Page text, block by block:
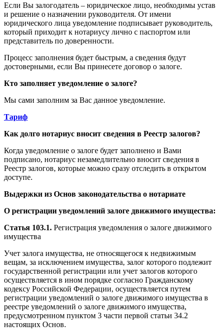
Если Вы залогодатель – юридическое лицо, необходимы устав
и решение о назначении руководителя. От имени
юридического лица уведомление подписывает руководитель,
который приходит к нотариусу лично с паспортом или
представитель по доверенности.
Процесс заполнения будет быстрым, а сведения будут
достоверными, если Вы принесете договор о залоге.
Кто заполняет уведомление о залоге?
Мы сами заполним за Вас данное уведомление.
Тариф
Как долго нотариус вносит сведения в Реестр залогов?
Когда уведомление о залоге будет заполнено и Вами
подписано, нотариус незамедлительно вносит сведения в
Реестр залогов, которые можно сразу отследить в открытом
доступе.
Выдержки из Основ законодательства о нотариате
О регистрации уведомлений залоге движимого имущества:
Статья 103.1. Регистрация уведомления о залоге движимого
имущества
Учет залога имущества, не относящегося к недвижимым
вещам, за исключением имущества, залог которого подлежит
государственной регистрации или учет залогов которого
осуществляется в ином порядке согласно Гражданскому
кодексу Российской Федерации, осуществляется путем
регистрации уведомлений о залоге движимого имущества в
реестре уведомлений о залоге движимого имущества,
предусмотренном пунктом 3 части первой статьи 34.2
настоящих Основ.